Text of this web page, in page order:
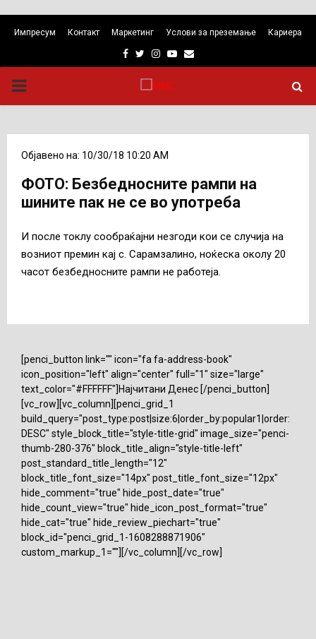
Импресум Контакт Маркетинг Услови за преземање Кариера
Facebook
TwitterInstagram
Youtube
Email
PRIMARY
Објавено на: 10/30/18 10:20 AM
ФОТО: Безбедносните рампи на
шините пак не се во употреба
И после токлу сообраќајни незгоди кои се случија на
возниот премин кај с. Сарамзалино, ноќеска околу 20
часот безбедносните рампи не работеја.
[penci_button link="" icon="fa fa-address-book"
icon_position="left" align="center" full="1" size="large"
text_color="#FFFFFF"]Најчитани Денес [/penci_button]
[vc_row][vc_column][penci_grid_1
build_query="post_type:post|size:6|order_by:popular1|order:
DESC" style_block_title="style-title-grid" image_size="penci-
thumb-280-376" block_title_align="style-title-left"
post_standard_title_length="12"
block_title_font_size="14px" post_title_font_size="12px"
hide_comment="true" hide_post_date="true"
hide_count_view="true" hide_icon_post_format="true"
hide_cat="true" hide_review_piechart="true"
block_id="penci_grid_1-1608288871906"
custom_markup_1=""][/vc_column][/vc_row]